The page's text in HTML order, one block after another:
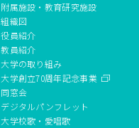
附属施設・教育研究施設
組織図
役員紹介
教員紹介
大学の取り組み
大学創立70周年記念事業
同窓会
デジタルパンフレット
大学校歌・愛唱歌